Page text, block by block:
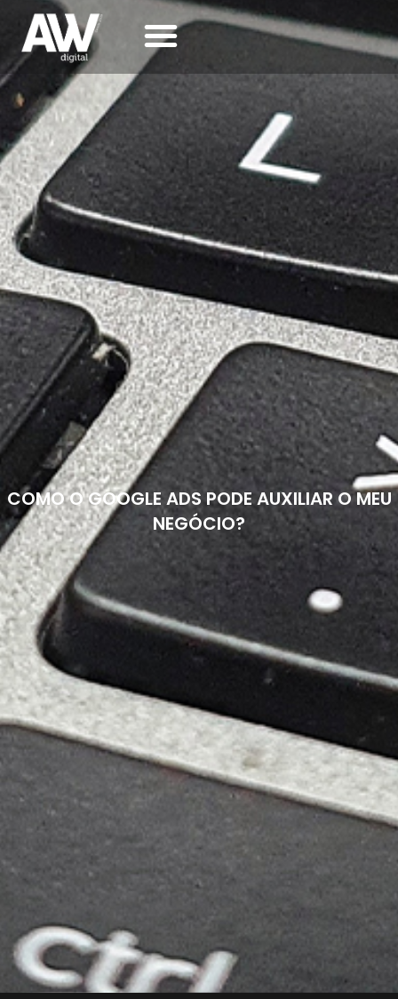
COMO O GOOGLE ADS PODE AUXILIAR O MEU
NEGÓCIO?